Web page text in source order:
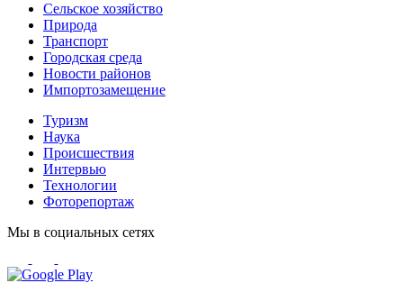
Сельское хозяйство
Природа
Транспорт
Городская среда
Новости районов
Импортозамещение
Туризм
Наука
Происшествия
Интервью
Технологии
Фоторепортаж
Мы в социальных сетях